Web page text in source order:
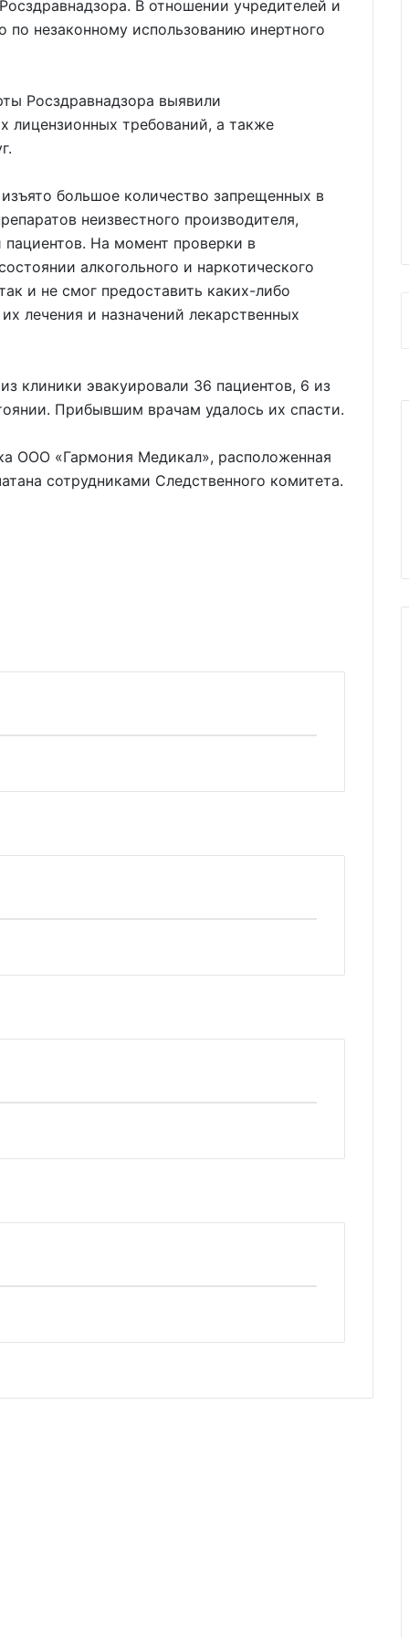
В отношении учредителей и
по незаконному использованию инертного
Росздравнадзора выявили
лицензионных требований, а также
большое количество запрещенных в
неизвестного производителя,
На момент проверки в
алкогольного и наркотического
и не смог предоставить каких-либо
лечения и назначений лекарственных
клиники эвакуировали 36 пациентов, 6 из
Прибывшим врачам удалось их спасти.
ООО «Гармония Медикал», расположенная
сотрудниками Следственного комитета.